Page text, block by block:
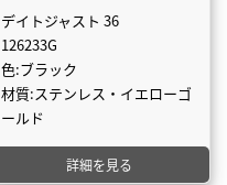
デイトジャスト 36
126233G
色:ブラック
材質:ステンレス・イエローゴ
ールド
詳細を見る